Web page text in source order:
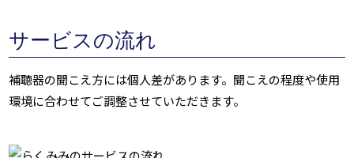
サービスの流れ
補聴器の聞こえ方には個人差があります。聞こえの程度や使用
環境に合わせてご調整させていただきます。